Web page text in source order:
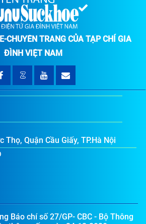
CHUYÊN TRANG CỦA TẠP CHÍ GIA
ĐÌNH VIỆT NAM
Quận Cầu Giấy, TP.Hà Nội
Báo chí số 27/GP- CBC - Bộ Thông